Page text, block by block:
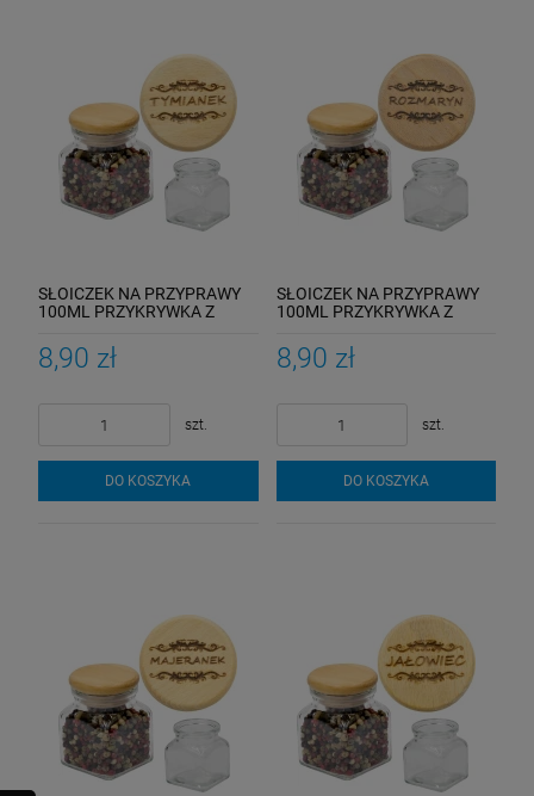
SŁOICZEK NA PRZYPRAWY
100ML PRZYKRYWKA Z
8,90 zł
szt.
DO KOSZYKA
SŁOICZEK NA PRZYPRAWY
100ML PRZYKRYWKA Z
8,90 zł
szt.
DO KOSZYKA